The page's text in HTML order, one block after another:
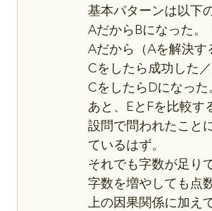
基本パターンは以下
AだからBになった。
Aだから（Aを解決す
Cをしたら成功した
CをしたらDになっ
あと、EとFを比較す
設問で問われたこと
ているはず。
それでも字数が足り
字数を増やしても点
上の因果関係に加え